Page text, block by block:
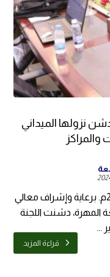
نزولها الميداني
والمراكز
المهرة/إعلام الجامعة: 19/سبتمبر/2024م. برعاية وإشراف معالي
المهرة، دشنت اللجنة
...
قراءة المزيد